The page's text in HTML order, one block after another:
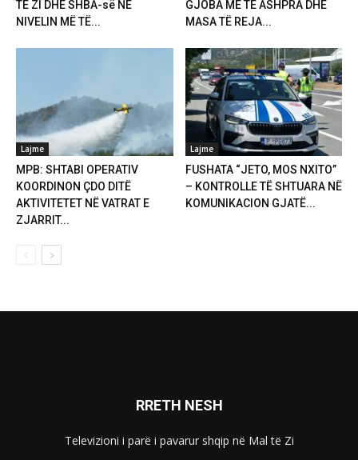
TË ZI DHE SHBA-së NË
NIVELIN MË TË...
GJOBA MË TË ASHPRA DHE
MASA TË REJA...
Lajme
MPB: SHTABI OPERATIV
KOORDINON ÇDO DITË
AKTIVITETET NË VATRAT E
ZJARRIT...
Lajme
FUSHATA “JETO, MOS NXITO”
– KONTROLLE TË SHTUARA NË
KOMUNIKACION GJATË...
RRETH NESH
Televizioni i parë i pavarur shqip në Mal të Zi